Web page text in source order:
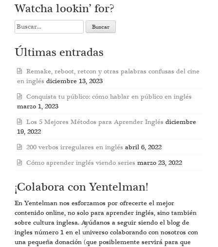
Watcha lookin’ for?
Search
for:
Últimas entradas
Remake, reboot, retcon y otras palabras confusas del cine
en inglés diciembre 13, 2023
Conquista tu público: cómo hablar en público en inglés
marzo 1, 2023
Los 5 Mejores Métodos para Aprender Inglés diciembre
19, 2022
200 verbos irregulares en inglés abril 6, 2022
Cómo aprender inglés viendo series marzo 23, 2022
¡Colabora con Yentelman!
En Yentelman nos esforzamos por ofrecerte el mejor
contenido online, no solo para aprender inglés, sino también
sobre cultura inglesa. Ayúdanos a seguir siendo el blog de
ingles número 1 en el universo colaborando con nosotros con
una pequeña donación (que posiblemente servirá para que